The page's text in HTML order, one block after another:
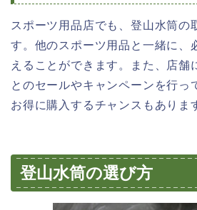
スポーツ用品店でも、登山水筒の
す。他のスポーツ用品と一緒に、
えることができます。また、店舗
とのセールやキャンペーンを行っ
お得に購入するチャンスもありま
登山水筒の選び方